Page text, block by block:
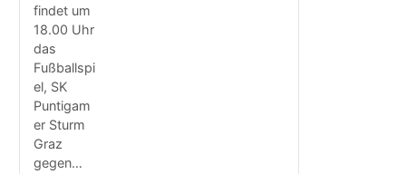
findet um
18.00 Uhr
das
Fußballspi
el, SK
Puntigam
er Sturm
Graz
gegen…